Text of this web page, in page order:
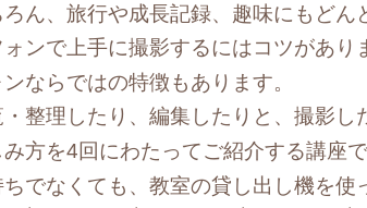
ん、旅行や成長記録、趣味にもどん
ンで上手に撮影するにはコツがあり
ならではの特徴もあります。
整理したり、編集したりと、撮影し
み方を4回にわたってご紹介する講座で
でなくても、教室の貸し出し機を使